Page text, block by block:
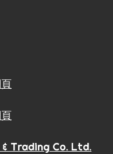
Trading Co. Ltd.